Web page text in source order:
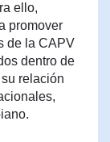
ello,
promover
de la CAPV
dentro de
relación